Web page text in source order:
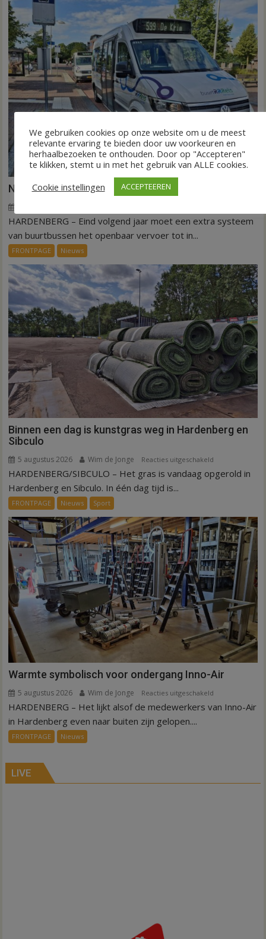
Nieuw ov-systeem verbindt alle kernen Hardenberg
Nieuw
alle
kernen
Hardenberg
HARDENBERG – Eind volgend jaar moet een extra systeem
van buurtbussen het openbaar vervoer tot in...
FRONTPAGE Nieuws
Binnen een dag is kunstgras weg in Hardenberg en
Sibculo
5 augustus 2026 Wim de Jonge Reacties uitgeschakeld
Binnen
kunstgras
weg
in
Hardenberg
en
Sibculo
HARDENBERG/SIBCULO – Het gras is vandaag opgerold in
Hardenberg en Sibculo. In één dag tijd is...
FRONTPAGE Nieuws Sport
Warmte symbolisch voor ondergang Inno-Air
5 augustus 2026 Wim de Jonge Reacties uitgeschakeld
Warmte
HARDENBERG – Het lijkt alsof de medewerkers van Inno-Air
in Hardenberg even naar buiten zijn gelopen....
FRONTPAGE Nieuws
LIVE
We gebruiken cookies op onze website om u de meest
relevante ervaring te bieden door uw voorkeuren en
herhaalbezoeken te onthouden. Door op "Accepteren"
te klikken, stemt u in met het gebruik van ALLE cookies.
Cookie instellingen
ACCEPTEEREN